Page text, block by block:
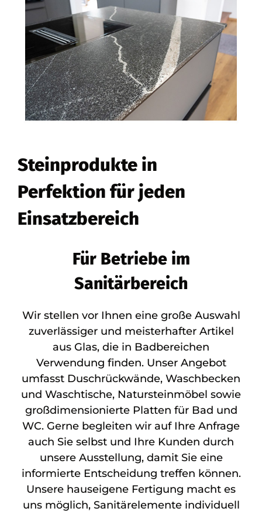
Steinprodukte in
Perfektion für jeden
Einsatzbereich
Für Betriebe im
Sanitärbereich
Wir stellen vor Ihnen eine große Auswahl
zuverlässiger und meisterhafter Artikel
aus Glas, die in Badbereichen
Verwendung finden. Unser Angebot
umfasst Duschrückwände, Waschbecken
und Waschtische, Natursteinmöbel sowie
großdimensionierte Platten für Bad und
WC. Gerne begleiten wir auf Ihre Anfrage
auch Sie selbst und Ihre Kunden durch
unsere Ausstellung, damit Sie eine
informierte Entscheidung treffen können.
Unsere hauseigene Fertigung macht es
uns möglich, Sanitärelemente individuell